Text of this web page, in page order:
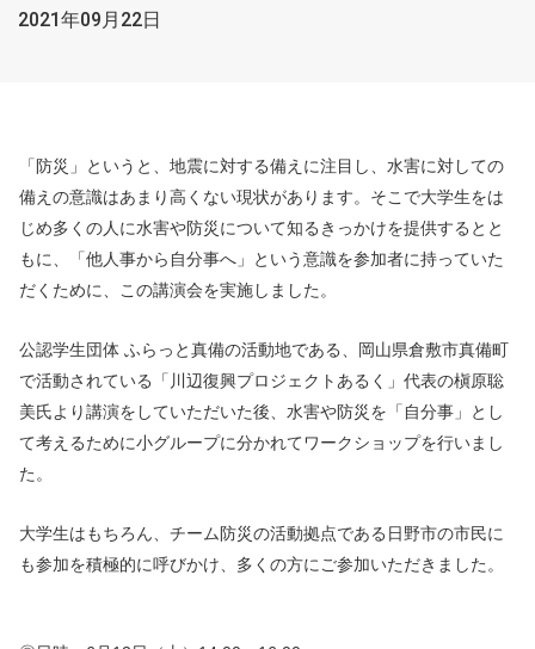
2021年09月22日
「防災」というと、地震に対する備えに注目し、水害に対しての
備えの意識はあまり高くない現状があります。そこで大学生をは
じめ多くの人に水害や防災について知るきっかけを提供するとと
もに、「他人事から自分事へ」という意識を参加者に持っていた
だくために、この講演会を実施しました。
公認学生団体 ふらっと真備の活動地である、岡山県倉敷市真備町
で活動されている「川辺復興プロジェクトあるく」代表の槇原聡
美氏より講演をしていただいた後、水害や防災を「自分事」とし
て考えるために小グループに分かれてワークショップを行いまし
た。
大学生はもちろん、チーム防災の活動拠点である日野市の市民に
も参加を積極的に呼びかけ、多くの方にご参加いただきました。